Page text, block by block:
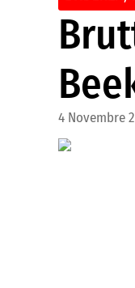
4 Novembre